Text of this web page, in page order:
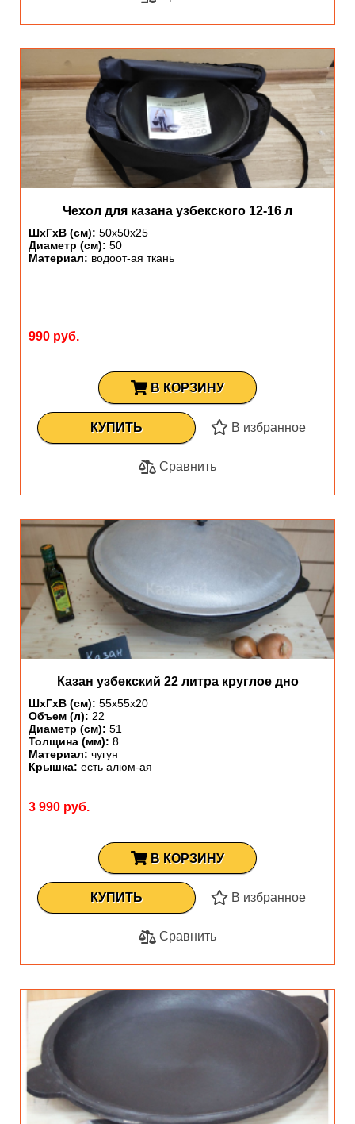
Чехол для казана узбекского 12-16 л
ШхГхВ (см): 50х50х25
Диаметр (см): 50
Материал: водоот-ая ткань
990 руб.
В КОРЗИНУ
КУПИТЬ В избранное
Сравнить
Казан узбекский 22 литра круглое дно
ШхГхВ (см): 55х55х20
Объем (л): 22
Диаметр (см): 51
Толщина (мм): 8
Материал: чугун
Крышка: есть алюм-ая
3 990 руб.
В КОРЗИНУ
КУПИТЬ В избранное
Сравнить